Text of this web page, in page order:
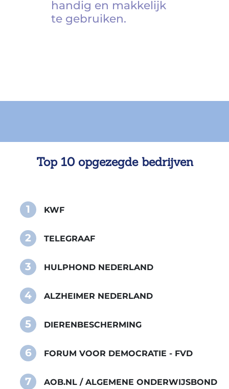
handig en makkelijk
te gebruiken.
Top 10 opgezegde bedrijven
1 KWF
2 TELEGRAAF
3 HULPHOND NEDERLAND
4 ALZHEIMER NEDERLAND
5 DIERENBESCHERMING
6 FORUM VOOR DEMOCRATIE - FVD
7 AOB.NL / ALGEMENE ONDERWIJSBOND